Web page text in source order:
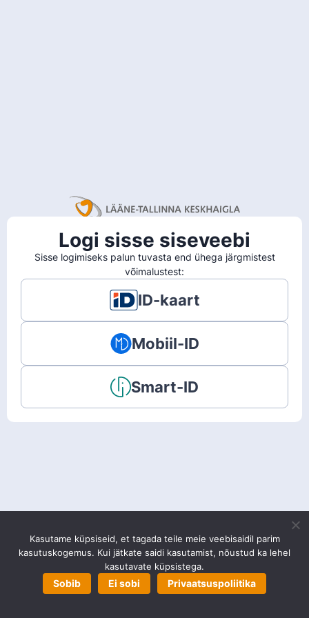
Logi sisse siseveebi
Sisse logimiseks palun tuvasta end ühega järgmistest
võimalustest:
ID-kaart
Mobiil-ID
Smart-ID
Kasutame küpsiseid, et tagada teile meie veebisaidil parim
kasutuskogemus. Kui jätkate saidi kasutamist, nõustud ka lehel
kasutavate küpsistega.
Sobib Ei sobi Privaatsuspoliitika